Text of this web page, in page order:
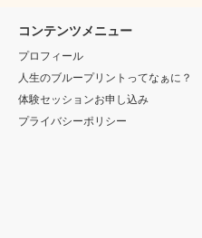
コンテンツメニュー
プロフィール
人生のブループリントってなぁに？
体験セッションお申し込み
プライバシーポリシー